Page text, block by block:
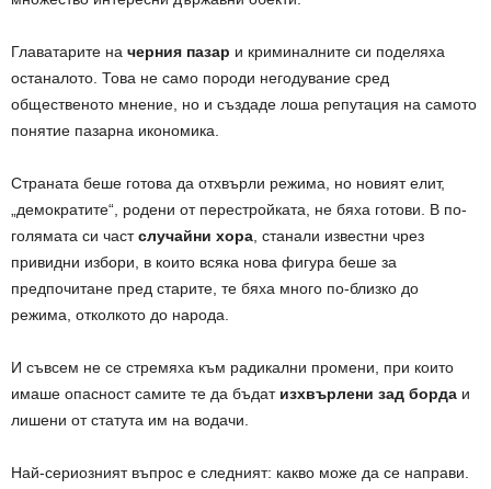
Главатарите на черния пазар и криминалните си поделяха
останалото. Това не само породи негодувание сред
общественото мнение, но и създаде лоша репутация на самото
понятие пазарна икономика.
Страната беше готова да отхвърли режима, но новият елит,
„демократите“, родени от перестройката, не бяха готови. В по-
голямата си частслучайни хора , станали известни чрез
привидни избори, в които всяка нова фигура беше за
предпочитане пред старите, те бяха много по-близко до
режима, отколкото до народа.
И съвсем не се стремяха към радикални промени, при които
имаше опасност самите те да бъдат изхвърлени зад борда и
лишени от статута им на водачи.
Най-сериозният въпрос е следният: какво може да се направи.